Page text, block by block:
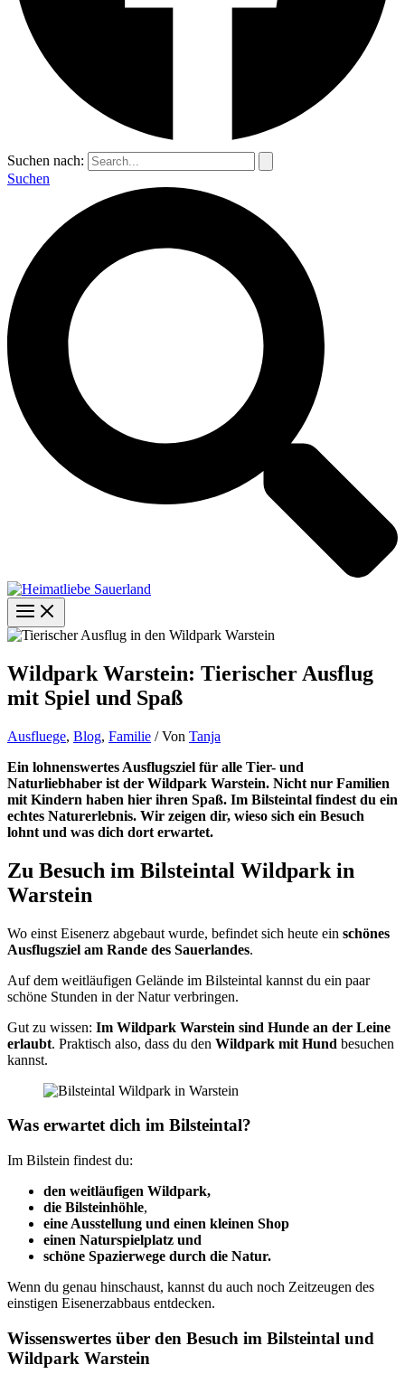
Suchen nach:
Suchen
Wildpark Warstein: Tierischer Ausflug
mit Spiel und Spaß
Ausfluege, Blog, Familie / Von Tanja
Ein lohnenswertes Ausflugsziel für alle Tier- und
Naturliebhaber ist der Wildpark Warstein. Nicht nur Familien
mit Kindern haben hier ihren Spaß. Im Bilsteintal findest du ein
echtes Naturerlebnis. Wir zeigen dir, wieso sich ein Besuch
lohnt und was dich dort erwartet.
Zu Besuch im Bilsteintal Wildpark in
Warstein
Wo einst Eisenerz abgebaut wurde, befindet sich heute ein schönes
Ausflugsziel am Rande des Sauerlandes.
Auf dem weitläufigen Gelände im Bilsteintal kannst du ein paar
schöne Stunden in der Natur verbringen.
Gut zu wissen: Im Wildpark Warstein sind Hunde an der Leine
erlaubt. Praktisch also, dass du den Wildpark mit Hund besuchen
kannst.
Was erwartet dich im Bilsteintal?
Im Bilstein findest du:
den weitläufigen Wildpark,
die Bilsteinhöhle,
eine Ausstellung und einen kleinen Shop
einen Naturspielplatz und
schöne Spazierwege durch die Natur.
Wenn du genau hinschaust, kannst du auch noch Zeitzeugen des
einstigen Eisenerzabbaus entdecken.
Wissenswertes über den Besuch im Bilsteintal und
Wildpark Warstein